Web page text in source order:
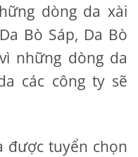
dòng da xài
Bò Sáp, Da Bò
những dòng da
các công ty sẽ
được tuyển chọn